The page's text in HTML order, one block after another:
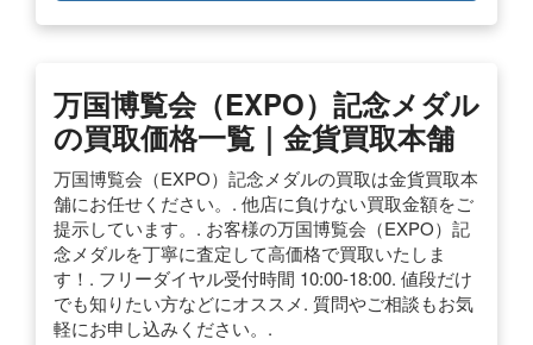
万国博覧会（EXPO）記念メダル
の買取価格一覧｜金貨買取本舗
万国博覧会（EXPO）記念メダルの買取は金貨買取本
舗にお任せください。. 他店に負けない買取金額をご
提示しています。. お客様の万国博覧会（EXPO）記
念メダルを丁寧に査定して高価格で買取いたしま
す！. フリーダイヤル受付時間 10:00-18:00. 値段だけ
でも知りたい方などにオススメ. 質問やご相談もお気
軽にお申し込みください。.